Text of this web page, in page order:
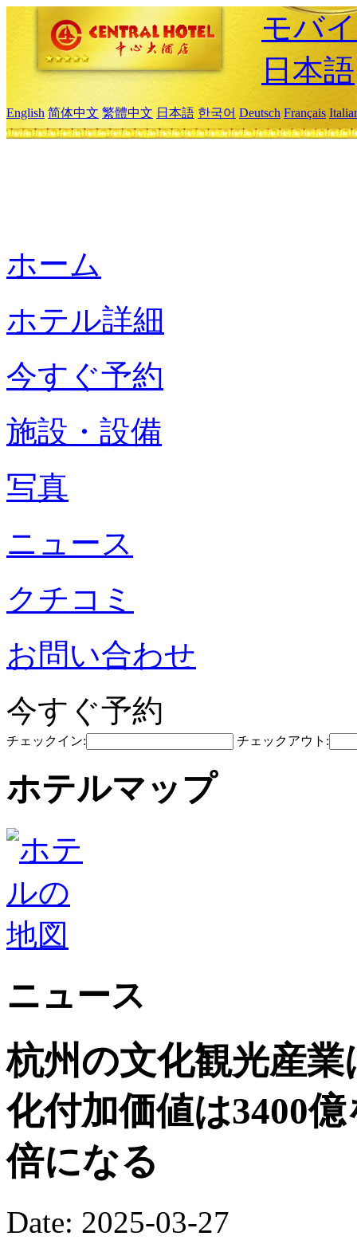
モバ
日本語
English 简体中文 繁體中文 日本語 한국어 Deutsch Français
ホーム
ホテル詳細
今すぐ予約
施設・設備
写真
ニュース
クチコミ
お問い合わせ
今すぐ予約
チェックイン: チェックアウト:
ホテルマップ
ニュース
杭州の文化観光産
化付加価値は3400
倍になる
Date: 2025-03-27